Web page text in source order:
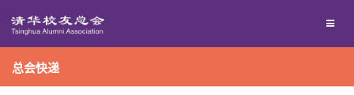
总会快递